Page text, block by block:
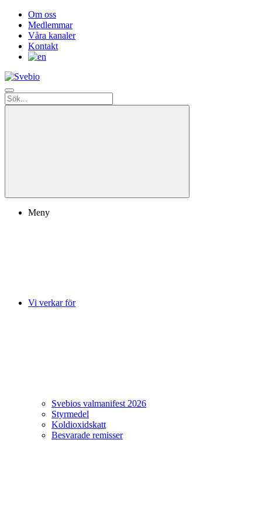
Om oss
Medlemmar
Våra kanaler
Kontakt
Meny
Vi verkar för
Svebios valmanifest 2026
Styrmedel
Koldioxidskatt
Besvarade remisser